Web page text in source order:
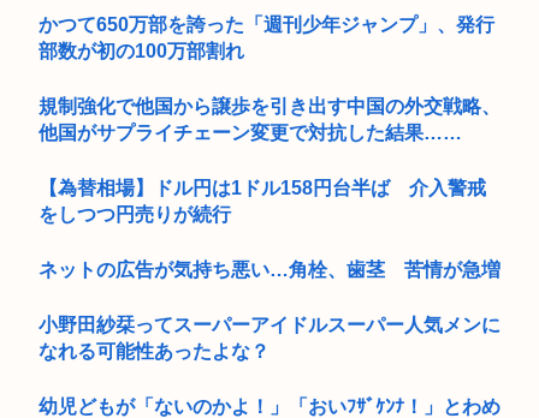
かつて650万部を誇った「週刊少年ジャンプ」、発行
部数が初の100万部割れ
規制強化で他国から譲歩を引き出す中国の外交戦略、
他国がサプライチェーン変更で対抗した結果……
【為替相場】ドル円は1ドル158円台半ば 介入警戒
をしつつ円売りが続行
ネットの広告が気持ち悪い…角栓、歯茎 苦情が急増
小野田紗栞ってスーパーアイドルスーパー人気メンに
なれる可能性あったよな？
幼児どもが「ないのかよ！」「おいﾌｻﾞｹﾝﾅ！」とわめ